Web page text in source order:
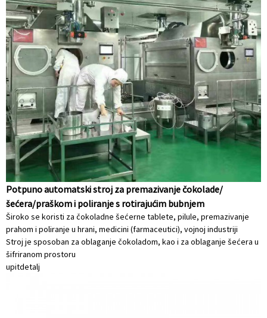
Potpuno automatski stroj za premazivanje čokolade/
šećera/praškom i poliranje s rotirajućim bubnjem
Široko se koristi za čokoladne šećerne tablete, pilule, premazivanje
prahom i poliranje u hrani, medicini (farmaceutici), vojnoj industriji
Stroj je sposoban za oblaganje čokoladom, kao i za oblaganje šećera u
šifriranom prostoru
upitdetalj